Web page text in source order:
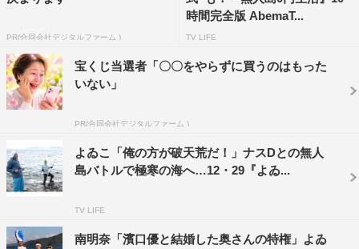
れなかったんですよね。ウツボもとり逃したなあ。
◆無人島生活をへて得たものは
ゆかるん：景色はすっごくきれいでしたね。便利なことと
か、いろんなことに感謝できるようになりました。
PR(合同会社デジタルファーム )
時間完全版 AbemaT...
TV LIFE
宝くじ当選者「〇〇をやらずに買うのはもった
いない」
PR(合同会社デジタルファーム )
よゐこ「俺の方が破天荒だ！」ナスDとの無人
島バトルで極寒の海へ…12・29『よゐ...
TV LIFE
南明奈「濱口優と結婚した奥さんの特権」よゐ